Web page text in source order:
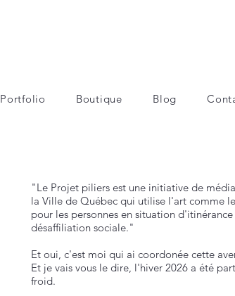
Portfolio Boutique Blog
"Le Projet piliers est une initiative de
la Ville de Québec qui utilise l'art comme
pour les personnes en situation
désaffiliation sociale."
Et oui, c'est moi qui ai coordonée cette
Et je vais vous le dire, l'hiver 2026 a été
froid.